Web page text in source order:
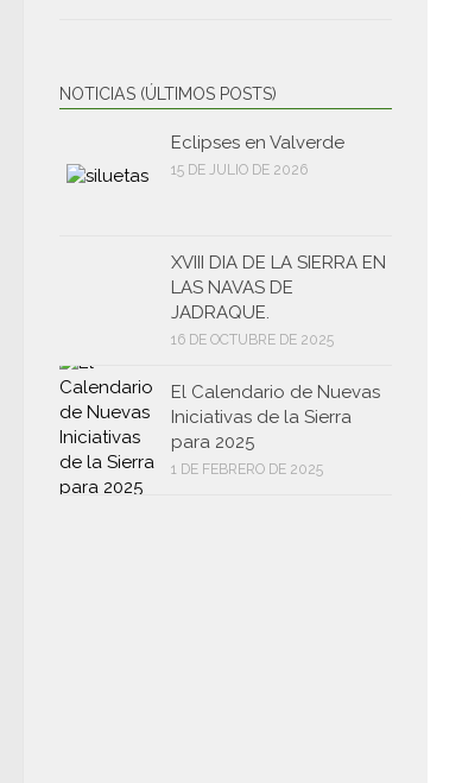
NOTICIAS (ÚLTIMOS POSTS)
Eclipses en Valverde
15 DE JULIO DE 2026
XVIII DIA DE LA SIERRA EN
LAS NAVAS DE
JADRAQUE.
16 DE OCTUBRE DE 2025
El Calendario de Nuevas
Iniciativas de la Sierra
para 2025
1 DE FEBRERO DE 2025